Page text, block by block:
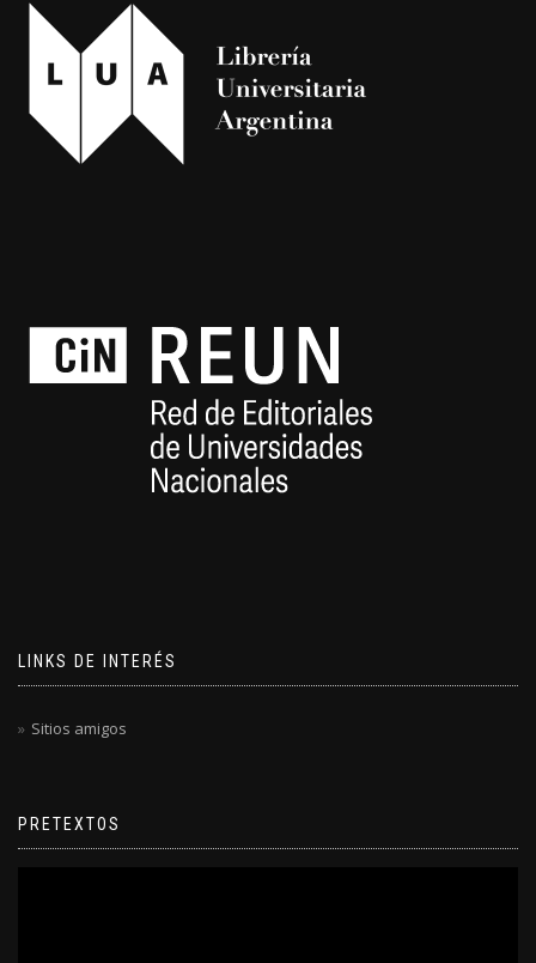
LINKS DE INTERÉS
Sitios amigos
PRETEXTOS